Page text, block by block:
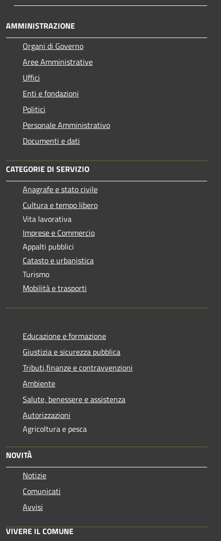
AMMINISTRAZIONE
Organi di Governo
Aree Amministrative
Uffici
Enti e fondazioni
Politici
Personale Amministrativo
Documenti e dati
CATEGORIE DI SERVIZIO
Anagrafe e stato civile
Cultura e tempo libero
Vita lavorativa
Imprese e Commercio
Appalti pubblici
Catasto e urbanistica
Turismo
Mobilità e trasporti
Educazione e formazione
Giustizia e sicurezza pubblica
Tributi,finanze e contravvenzioni
Ambiente
Salute, benessere e assistenza
Autorizzazioni
Agricoltura e pesca
NOVITÀ
Notizie
Comunicati
Avvisi
VIVERE IL COMUNE